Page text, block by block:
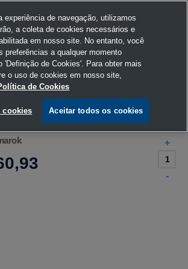
Acessórios Chaveiro
-
+
experiência de navegação, utilizamos
a coleta de cookies necessários e
em nosso site. No entanto, você
preferências a qualquer momento
'Definição de Cookies'. Para obter mais
o uso de cookies em nosso site,
de Cookies
cookies Aceitar todos os cookies